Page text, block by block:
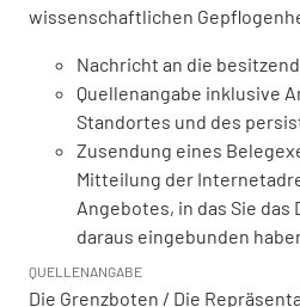
wissenschaftlichen
Nachricht an die
Quellenangabe inklusive
Standortes und des
Zusendung eines
Mitteilung der
Angebotes, in das Sie das
daraus eingebunden
QUELLENANGABE
Die Grenzboten / Die